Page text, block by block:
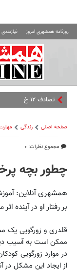
روزنامه همشهری امروز
تصادف ۱۲ خودرو با ۱۹ مصدوم
صفحه اصلی زندگی
مجموع نظرات: ۰
چطور بچه
همشهری آنلاین:
بر رفتار او در آینده
قلدری و زورگویی یک
ممکن است به آسیب
در موارد زورگویی
از ایجاد این مشکل در